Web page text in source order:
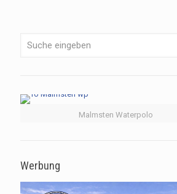
Malmsten Waterpolo
Werbung